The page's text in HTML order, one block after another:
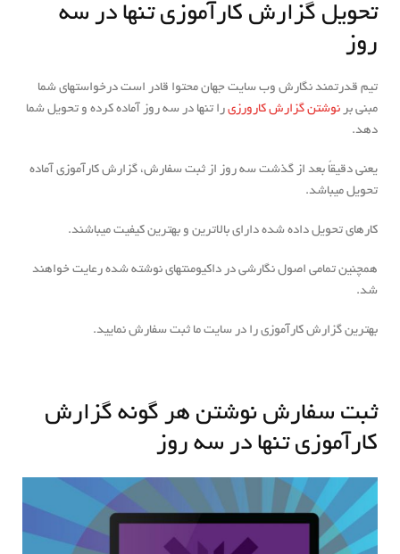
تحویل گزارش کارآموزی تنها در سه
روز
تیم قدرتمند نگارش وب سایت جهان محتوا قادر است درخواست‎های شما
مبنی بر نوشتن گزارش کارورزی را تنها در سه روز آماده کرده و تحویل شما
دهد.
یعنی دقیقاً بعد از گذشت سه روز از ثبت سفارش، گزارش کارآموزی آماده
تحویل می‎باشد.
کارهای تحویل داده شده دارای بالاترین و بهترین کیفیت می‎باشند.
همچنین تمامی اصول نگارشی در داکیومنت‎های نوشته شده رعایت خواهند
شد.
بهترین گزارش کارآموزی را در سایت ما ثبت سفارش نمایید.
ثبت سفارش نوشتن هر گونه گزارش
کارآموزی تنها در سه روز